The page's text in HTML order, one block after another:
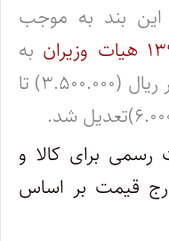
بند به موجب
به
سه میلیون و پانصد هزار ریال (۳.۵۰۰.۰۰۰) تا
برای کالا و
قیمت بر اساس